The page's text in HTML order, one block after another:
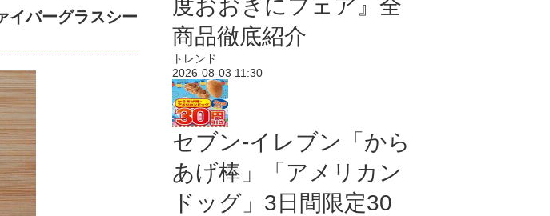
イバーグラスシー
度おおきにフェア』全
商品徹底紹介
トレンド
2026-08-03 11:30
セブン‐イレブン「から
あげ棒」「アメリカン
ドッグ」3日間限定30